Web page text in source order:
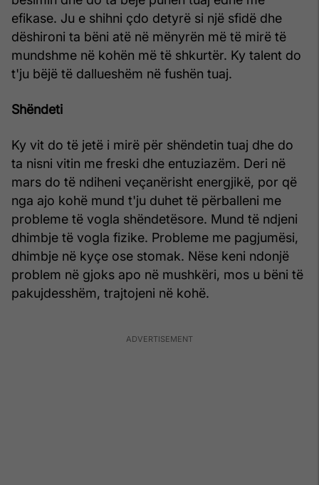
efikase. Ju e shihni çdo detyrë si një sfidë dhe
dëshironi ta bëni atë në mënyrën më të mirë të
mundshme në kohën më të shkurtër. Ky talent do
t'ju bëjë të dallueshëm në fushën tuaj.
Shëndeti
Ky vit do të jetë i mirë për shëndetin tuaj dhe do
ta nisni vitin me freski dhe entuziazëm. Deri në
mars do të ndiheni veçanërisht energjikë, por që
nga ajo kohë mund t'ju duhet të përballeni me
probleme të vogla shëndetësore. Mund të ndjeni
dhimbje të vogla fizike. Probleme me pagjumësi,
dhimbje në kyçe ose stomak. Nëse keni ndonjë
problem në gjoks apo në mushkëri, mos u bëni të
pakujdesshëm, trajtojeni në kohë.